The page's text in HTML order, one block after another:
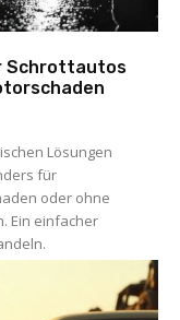
Schrottautos
Lösungen
für
oder ohne
Ein einfacher